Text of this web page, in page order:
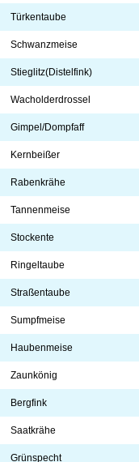
Türkentaube
Schwanzmeise
Stieglitz(Distelfink)
Wacholderdrossel
Gimpel/Dompfaff
Kernbeißer
Rabenkrähe
Tannenmeise
Stockente
Ringeltaube
Straßentaube
Sumpfmeise
Haubenmeise
Zaunkönig
Bergfink
Saatkrähe
Grünspecht